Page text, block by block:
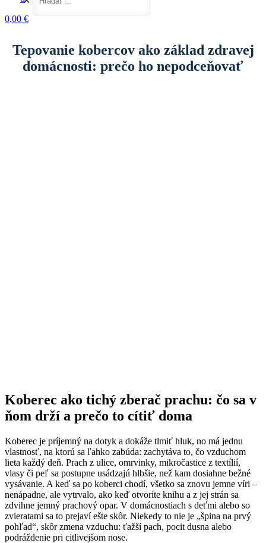
0,00 €
Tepovanie kobercov ako základ zdravej
domácnosti: prečo ho nepodceňovať
Koberec ako tichý zberač prachu: čo sa v
ňom drží a prečo to cítiť doma
Koberec je príjemný na dotyk a dokáže tlmiť hluk, no má jednu
vlastnosť, na ktorú sa ľahko zabúda: zachytáva to, čo vzduchom
lieta každý deň. Prach z ulice, omrvinky, mikročastice z textílií,
vlasy či peľ sa postupne usádzajú hlbšie, než kam dosiahne bežné
vysávanie. A keď sa po koberci chodí, všetko sa znovu jemne víri –
nenápadne, ale vytrvalo, ako keď otvoríte knihu a z jej strán sa
zdvihne jemný prachový opar. V domácnostiach s deťmi alebo so
zvieratami sa to prejaví ešte skôr. Niekedy to nie je „špina na prvý
pohľad“, skôr zmena vzduchu: ťažší pach, pocit dusna alebo
podráždenie pri citlivejšom nose.